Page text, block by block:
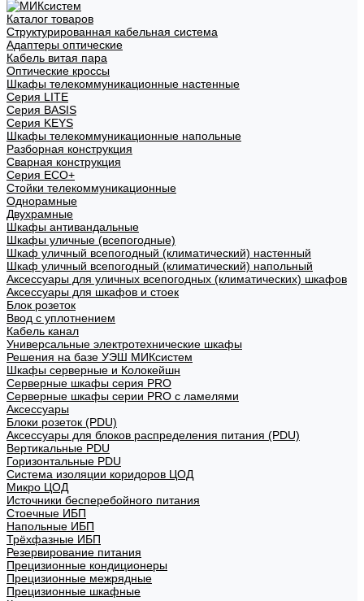
Каталог товаров
Структурированная кабельная система
Адаптеры оптические
Кабель витая пара
Оптические кроссы
Шкафы телекоммуникационные настенные
Cерия LITE
Cерия BASIS
Cерия KEYS
Шкафы телекоммуникационные напольные
Разборная конструкция
Сварная конструкция
Серия ECO+
Стойки телекоммуникационные
Однорамные
Двухрамные
Шкафы антивандальные
Шкафы уличные (всепогодные)
Шкаф уличный всепогодный (климатический) настенный
Шкаф уличный всепогодный (климатический) напольный
Аксессуары для уличных всепогодных (климатических) шкафов
Аксессуары для шкафов и стоек
Блок розеток
Ввод с уплотнением
Кабель канал
Универсальные электротехнические шкафы
Решения на базе УЭШ МИКсистем
Шкафы серверные и Колокейшн
Серверные шкафы серия PRO
Серверные шкафы серии PRO с ламелями
Аксессуары
Блоки розеток (PDU)
Аксессуары для блоков распределения питания (PDU)
Вертикальные PDU
Горизонтальные PDU
Система изоляции коридоров ЦОД
Микро ЦОД
Источники бесперебойного питания
Стоечные ИБП
Напольные ИБП
Трёхфазные ИБП
Резервирование питания
Прецизионные кондиционеры
Прецизионные межрядные
Прецизионные шкафные